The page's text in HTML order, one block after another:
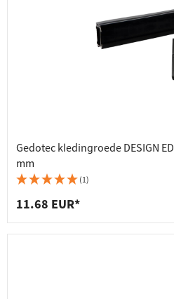
Gedotec kledingroede DESIGN
mm
(1)
11.68 EUR*